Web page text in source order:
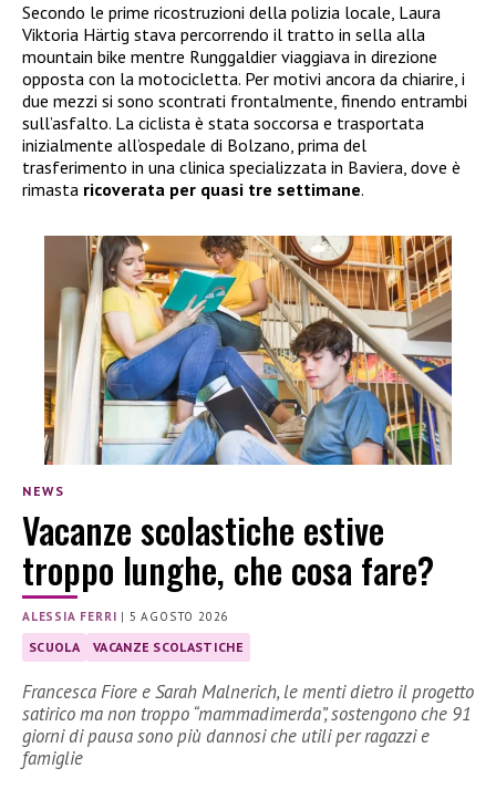
Secondo le prime ricostruzioni della polizia locale, Laura
Viktoria Härtig stava percorrendo il tratto in sella alla
mountain bike mentre Runggaldier viaggiava in direzione
opposta con la motocicletta. Per motivi ancora da chiarire, i
due mezzi si sono scontrati frontalmente, finendo entrambi
sull’asfalto. La ciclista è stata soccorsa e trasportata
inizialmente all’ospedale di Bolzano, prima del
trasferimento in una clinica specializzata in Baviera, dove è
rimasta ricoverata per quasi tre settimane.
NEWS
Vacanze scolastiche estive
troppo lunghe, che cosa fare?
ALESSIA FERRI | 5 AGOSTO 2026
SCUOLA VACANZE SCOLASTICHE
Francesca Fiore e Sarah Malnerich, le menti dietro il progetto
satirico ma non troppo “mammadimerda”, sostengono che 91
giorni di pausa sono più dannosi che utili per ragazzi e
famiglie